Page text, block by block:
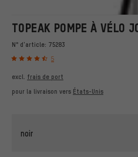
TOPEAK POMPE À VÉLO
N° d'article: 75283
5
excl. frais de port
pour la livraison vers États-Unis
noir